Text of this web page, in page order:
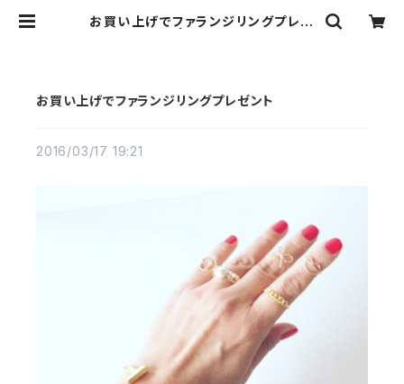
お買い上げでファランジリングプレゼ
お買い上げでファランジリングプレゼント
2016/03/17 19:21